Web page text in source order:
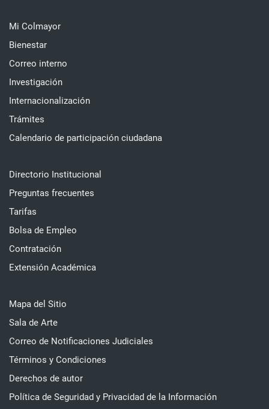
Mi Colmayor
Bienestar
Correo interno
Investigación
Internacionalización
Trámites
Calendario de participación ciudadana
Directorio Institucional
Preguntas frecuentes
Tarifas
Bolsa de Empleo
Contratación
Extensión Académica
Mapa del Sitio
Sala de Arte
Correo de Notificaciones Judiciales
Términos y Condiciones
Derechos de autor
Política de Seguridad y Privacidad de la Información